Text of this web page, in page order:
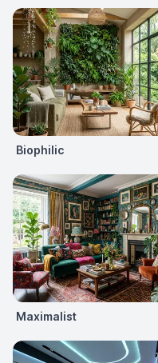
Biophilic
Maximalist